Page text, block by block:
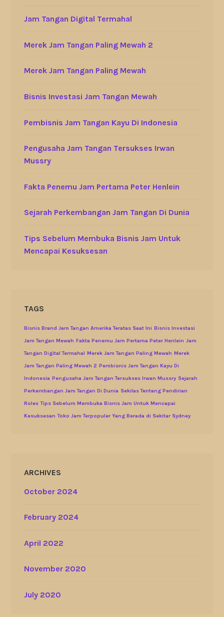
Jam Tangan Digital Termahal
Merek Jam Tangan Paling Mewah 2
Merek Jam Tangan Paling Mewah
Bisnis Investasi Jam Tangan Mewah
Pembisnis Jam Tangan Kayu Di Indonesia
Pengusaha Jam Tangan Tersukses Irwan
Mussry
Fakta Penemu Jam Pertama Peter Henlein
Sejarah Perkembangan Jam Tangan Di Dunia
Tips Sebelum Membuka Bisnis Jam Untuk
Mencapai Kesuksesan
TAGS
Bisnis Brand Jam Tangan Amerika Teratas Saat Ini Bisnis Investasi
Jam Tangan Mewah Fakta Penemu Jam Pertama Peter Henlein Jam
Tangan Digital Termahal Merek Jam Tangan Paling Mewah Merek
Jam Tangan Paling Mewah 2 Pembisnis Jam Tangan Kayu Di
Indonesia Pengusaha Jam Tangan Tersukses Irwan Mussry Sejarah
Perkembangan Jam Tangan Di Dunia Sekilas Tentang Pendirian
Rolex Tips Sebelum Membuka Bisnis Jam Untuk Mencapai
Kesuksesan Toko Jam Terpopuler Yang Berada di Sekitar Sydney
ARCHIVES
October 2024
February 2024
April 2022
November 2020
July 2020